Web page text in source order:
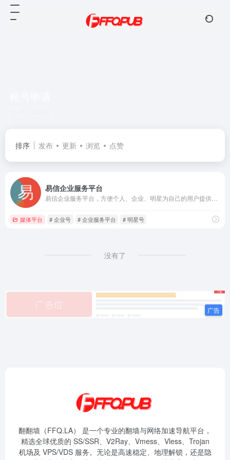
排序 发布 更新 浏览 点赞
易信企业服务平台
媒体平台 # 企业号 # 企业服务平台 # 明星号
没有了
翻翻墙（FFQ.LA） 是一个专业的翻墙与网络加速导航平台，
精选全球优质的 SS/SSR、V2Ray、Vmess、Vless、Trojan
机场及 VPS/VDS 服务。无论是高速稳定、地理解锁，还是隐